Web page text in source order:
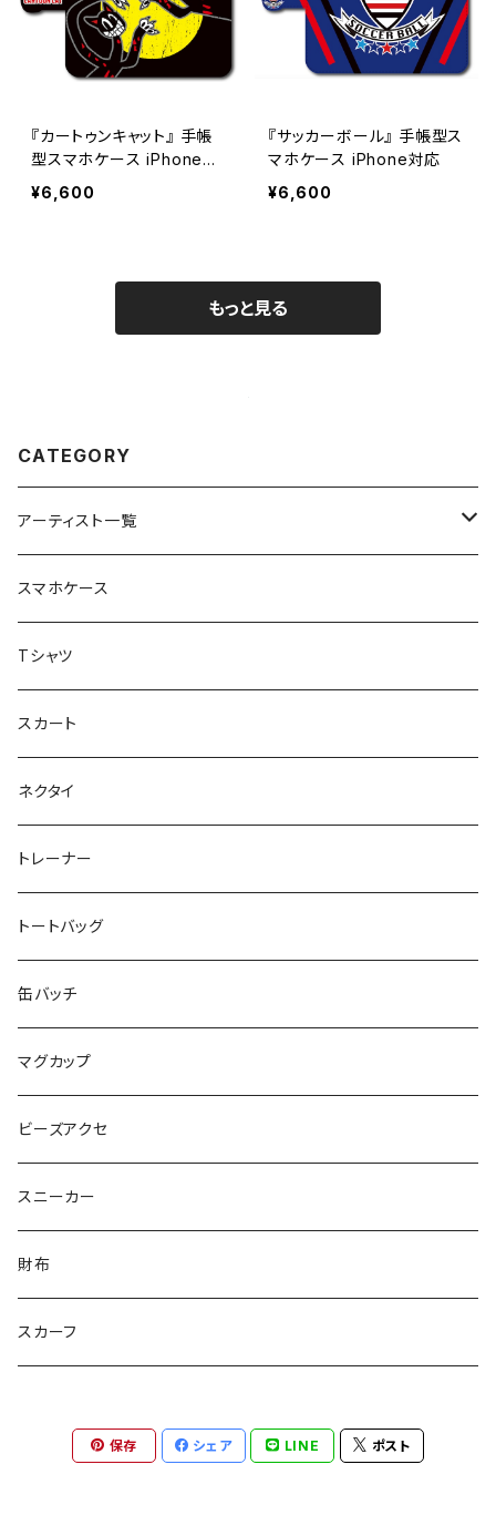
『カートゥンキャット』 手帳
型スマホケース iPhone対
応
¥6,600
『サッカーボール』 手帳型ス
マホケース iPhone対応
¥6,600
もっと見る
CATEGORY
アーティスト一覧
重症児デイサービスfuwaRi
虹色キャンディ
peaceful angel
重症児デイサービス『ラナキッズ』
まとぅり
くろねことSHUSHU
ピンクマカロン
きらきらパール
放課後等デイサービス 『ポラリス』
Diamond
Angry-uju
サムス
にじのゆにこーん
NPO法人みんなのさぽーたー 『わっとな』
KOH
KAPPA
IORI
YUZUYUZU
木更津市立太田中学校 特別支援学級
たるは
あきる
みずたま
花火
木更津市立木更津第二中学校 特別支援学級
バナナ太郎
ニャンサー
STICK
cosumosu
木更津市立畑沢中学校 特別支援学級
RAINBOW STAR
木更津市立金田中学校 特別支援学級
Brick
チュキチュキラブリーちゃん
木更津市立八幡台小学校 特別支援学級
そらた
サンタのバニラマン
ファントムシーフ
社会福祉法人 南高愛隣会
個人／無所属
化け猫
ティコオリジナルブランド
スマホケース
Tシャツ
スカート
ネクタイ
トレーナー
トートバッグ
缶バッチ
マグカップ
ビーズアクセ
スニーカー
財布
スカーフ
保存 シェア LINE ポスト